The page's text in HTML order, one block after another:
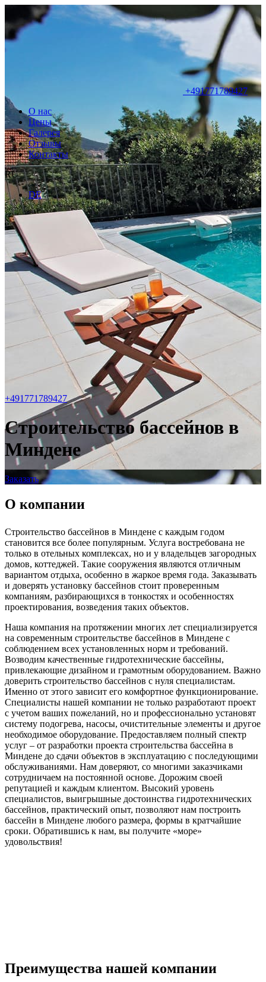
+491771789427
О нас
Цены
Галерея
Отзывы
Контакты
RU
DE
+491771789427
Строительство бассейнов в
Миндене
Заказать
О компании
Строительство бассейнов в Миндене с каждым годом
становится все более популярным. Услуга востребована не
только в отельных комплексах, но и у владельцев загородных
домов, коттеджей. Такие сооружения являются отличным
вариантом отдыха, особенно в жаркое время года. Заказывать
и доверять установку бассейнов стоит проверенным
компаниям, разбирающихся в тонкостях и особенностях
проектирования, возведения таких объектов.
Наша компания на протяжении многих лет специализируется
на современным строительстве бассейнов в Миндене с
соблюдением всех установленных норм и требований.
Возводим качественные гидротехнические бассейны,
привлекающие дизайном и грамотным оборудованием. Важно
доверить строительство бассейнов с нуля специалистам.
Именно от этого зависит его комфортное функционирование.
Специалисты нашей компании не только разработают проект
с учетом ваших пожеланий, но и профессионально установят
систему подогрева, насосы, очистительные элементы и другое
необходимое оборудование. Предоставляем полный спектр
услуг – от разработки проекта строительства бассейна в
Миндене до сдачи объектов в эксплуатацию с последующими
обслуживаниями. Нам доверяют, со многими заказчиками
сотрудничаем на постоянной основе. Дорожим своей
репутацией и каждым клиентом. Высокий уровень
специалистов, выигрышные достоинства гидротехнических
бассейнов, практический опыт, позволяют нам построить
бассейн в Миндене любого размера, формы в кратчайшие
сроки. Обратившись к нам, вы получите «море»
удовольствия!
Преимущества нашей компании